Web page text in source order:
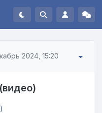
2024, 15:20